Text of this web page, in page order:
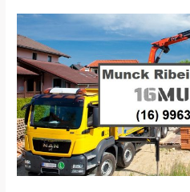
Preto